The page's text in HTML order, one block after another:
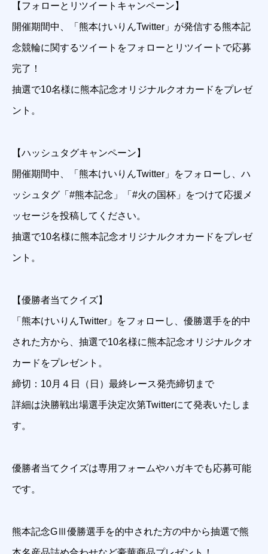
【フォローとリツイートキャンペーン】
開催期間中、「熊本けいりんTwitter」が発信する熊本記
念競輪に関するツイートをフォローとリツイートで応募
完了！
抽選で10名様に熊本記念オリジナルクオカードをプレゼ
ント。
【ハッシュタグキャンペーン】
開催期間中、「熊本けいりんTwitter」をフォローし、ハ
ッシュタグ「#熊本記念」「#火の国杯」をつけて応援メ
ッセージを投稿してください。
抽選で10名様に熊本記念オリジナルクオカードをプレゼ
ント。
【優勝者当てクイズ】
「熊本けいりんTwitter」をフォローし、優勝選手を的中
された方から、抽選で10名様に熊本記念オリジナルクオ
カードをプレゼント。
締切：10月４日（日）最終レース発売締切まで
詳細は決勝戦出場選手決定次第Twitterにて発表いたしま
す。
優勝者当てクイズは専用フォームやハガキでも応募可能
です。
熊本記念GⅢ優勝選手を的中された方の中から抽選で熊